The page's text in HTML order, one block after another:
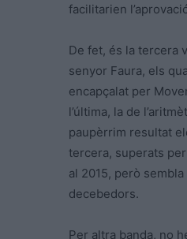
facilitarien
De fet, és la tercera
senyor Faura, els
encapçalat per
l’última, la de
paupèrrim resultat
tercera, superats
al 2015, però
decebedors.
Per altra banda, no